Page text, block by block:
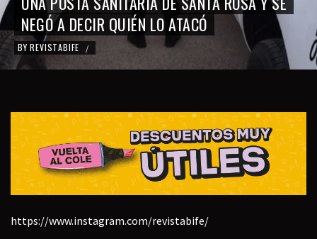
NEGÓ A DECIR QUIÉN LO ATACÓ
BY REVISTABIFE /
https://www.instagram.com/revistabife/